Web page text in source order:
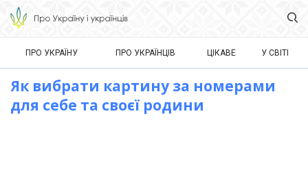
ПРО УКРАЇНУ ПРО УКРАЇНЦІВ ЦІКАВЕ У СВІТІ
Як вибрати картину за номерами
для себе та своєї родини